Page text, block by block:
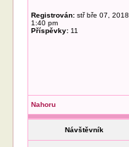
Registrován: stř bře 07, 2018
1:40 pm
Příspěvky: 11
Nahoru
Návštěvník